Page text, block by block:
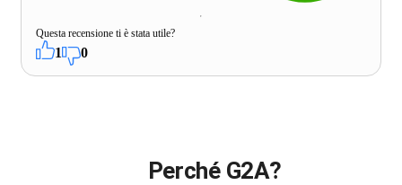
Questa recensione ti è stata utile?
1 0
Perché G2A?